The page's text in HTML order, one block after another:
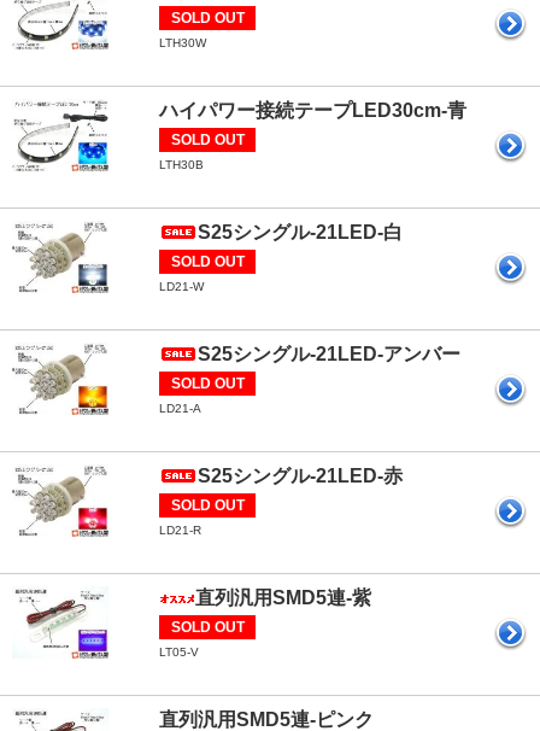
SOLD OUT
LTH30W
ハイパワー接続テープLED30cm-青
SOLD OUT
LTH30B
S25シングル-21LED-白
SOLD OUT
LD21-W
S25シングル-21LED-アンバー
SOLD OUT
LD21-A
S25シングル-21LED-赤
SOLD OUT
LD21-R
直列汎用SMD5連-紫
SOLD OUT
LT05-V
直列汎用SMD5連-ピンク